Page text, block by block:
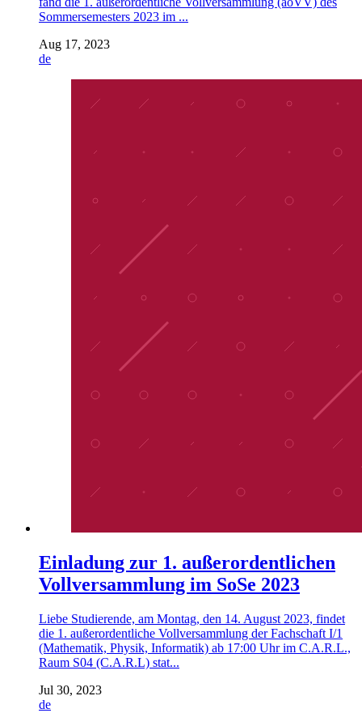
Sommersemesters 2023 im ...
Aug 17, 2023
de
Einladung zur 1. außerordentlichen
Vollversammlung im SoSe 2023
Liebe Studierende, am Montag, den 14. August 2023, findet
die 1. außerordentliche Vollversammlung der Fachschaft I/1
(Mathematik, Physik, Informatik) ab 17:00 Uhr im C.A.R.L.,
Raum S04 (C.A.R.L) stat...
Jul 30, 2023
de